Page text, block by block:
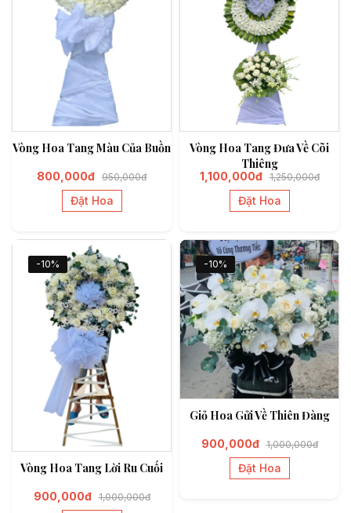
Vòng Hoa Tang Màu Của Buồn
800,000đ 950,000đ
Đặt Hoa
Vòng Hoa Tang Đưa Về Cõi
Thiêng
1,100,000đ 1,250,000đ
Đặt Hoa
-10%
Vòng Hoa Tang Lời Ru Cuối
900,000đ 1,000,000đ
-10%
Giỏ Hoa Gửi Về Thiên Đàng
900,000đ 1,000,000đ
Đặt Hoa